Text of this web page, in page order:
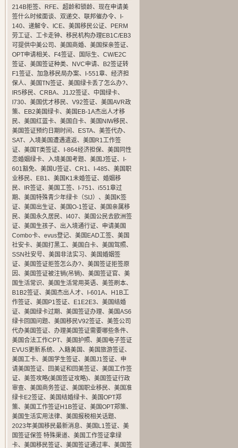
214B拒签、 RFE、 超龄和锁龄、 现在申请美
签什么时候面谈、 双递交、 联邦催办令、
I-
140、 递解令、 ICE、 美国移民公证、
PERM
劳工证、 工卡走钟、 移民机构办理EB1C/EB3
可提供中美公司 、 美国商婚、 美国探亲签证、
OPT申请相关、 F4签证、 国际生、 CW/E2C
签证、 美国签证种类、 NVC申请、
B2签证转
F1签证、 加急移民局办案、 I-551章、 经济担
保人、 美国TN签证、 美国绿卡丢了怎么办?、
IR5移民、 CRBA、 J1J2签证、 中国绿卡、
I730、 美国优才移民、 V92签证、 美国AVR政
策、 EB2美国绿卡、 美国EB-1A杰出人才移
民、 美国红蓝卡、 美国白卡、 美国NIW移民、
美国签证预约日期时间 、 ESTA、 美签代办、
SAT、 入境美国遭遇遣返、 美国R1工作签
证、 美国T类签证、 I-864经济担保、 美国同性
恋婚姻绿卡、 入境美国考题、 美国J签证、
I-
601豁免、 美国U签证、 CR1、 I-485、 美国职
业移民、 EB1、 美国K1未婚签证、 婚姻移
民、 IR签证、 美国工签、 I-751、 i551章过
期、 美国特殊青少年绿卡（SIJ） 、 美国K签
证、 美国出生证、 美国O-1签证、 美国亲属移
民、 美国永久居民、 I407、 美国公民去欧洲签
证、 美国生孩子、 出入境通行证、 申请美国
Combo卡、 evus登记、 美国EAD工签、 美国
社安卡、 美国打黑工、 美国白卡、 美国驾照、
SSN社安号、 美国非法实习、 美国婚姻签
证、 美国签证拒签怎么办?、 美国签证拒签原
因、 美国签证被注销(吊销)、 美国签证官、 美
国生活常识、 美国生活常用英语、 美签刷本、
B1B2签证、 美国杰出人才、 I-601A、
H1B工
作签证、 美国P1签证、 E1E2E3、 美国结婚
证、 美国绿卡过期、 美国签证办理、 美国AS6
绿卡回国问题、 美国移民V92签证、 美签公司
代办美国签证、 办理美国签证需要哪些条件、
美国合法工作CPT、 美国护照、 美国电子签证
EVUS更新系统、 入籍美国、 美国旅游签证、
美国工卡、 美国学生签证、 美国J1签证、 申
请美国签证、 回美证和回美签证、 美国工作签
证、 美签攻略(美国签证攻略)、 美国签证行政
审查、 美国商务签证、 美国职业移民、 美国准
绿卡E2签证、 美国结婚绿卡、 美国OPT郑
策、 美国工作签证H1B签证、 美国OPT郑策、
美国生活实用法律、 美国报税相关话题、
2023年美国移民最新消息、 美国L1签证、 美
国签证保签 特殊渠道、 美国工作签证拿绿
卡、 美国移民签证、 美国签证通过率、 美国签